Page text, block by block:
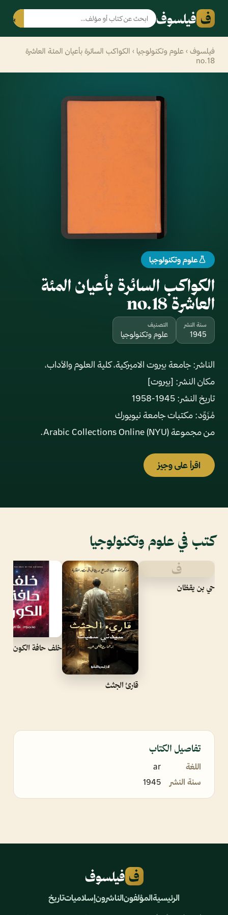
ف فيلسوف بحث
فيلسوف › علوم وتكنولوجيا › الكواكب السائرة بأعيان المئة العاشرة
no.18
علوم وتكنولوجيا
الكواكب السائرة بأعيان المئة
العاشرة no.18
سنة النشر
1945
التصنيف
علوم وتكنولوجيا
من مجموعة Arabic Collections Online (NYU).
اقرأ على وجيز
كتب في علوم وتكنولوجيا
ف
حي بن يقظان
قارئ الجثث
خلف حافة الكون
تفاصيل الكتاب
اللغة
ar
سنة النشر
1945
ف فيلسوف
الرئيسيةالمؤلفونالناشرونإسلامياتتاريخ